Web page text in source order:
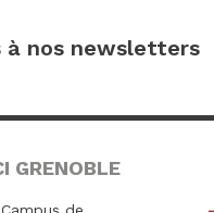
à nos newsletters
GRENOBLE